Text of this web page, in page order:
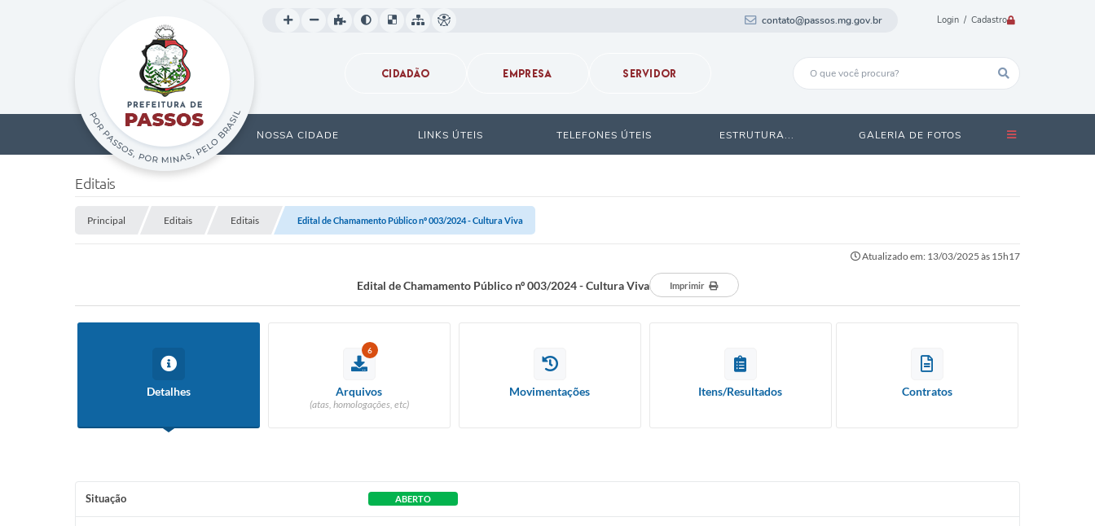
Login / Cadastro
contato@passos.mg.gov.br
CIDADÃO EMPRESA SERVIDOR
NOSSA CIDADE LINKS ÚTEIS TELEFONES ÚTEIS ESTRUTURA... GALERIA DE FOTOS
Editais
Principal Editais Editais Edital de Chamamento Público nº 003/2024 - Cultura Viva
Atualizado em: 13/03/2025 às 15h17
Edital de Chamamento Público nº 003/2024 - Cultura Viva Imprimir
Detalhes
6
Arquivos
(atas, homologações, etc)
Movimentações Itens/Resultados Contratos
Situação ABERTO